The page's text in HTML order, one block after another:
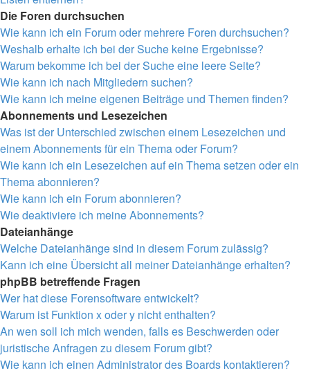
Die Foren durchsuchen
Wie kann ich ein Forum oder mehrere Foren durchsuchen?
Weshalb erhalte ich bei der Suche keine Ergebnisse?
Warum bekomme ich bei der Suche eine leere Seite?
Wie kann ich nach Mitgliedern suchen?
Wie kann ich meine eigenen Beiträge und Themen finden?
Abonnements und Lesezeichen
Was ist der Unterschied zwischen einem Lesezeichen und
einem Abonnements für ein Thema oder Forum?
Wie kann ich ein Lesezeichen auf ein Thema setzen oder ein
Thema abonnieren?
Wie kann ich ein Forum abonnieren?
Wie deaktiviere ich meine Abonnements?
Dateianhänge
Welche Dateianhänge sind in diesem Forum zulässig?
Kann ich eine Übersicht all meiner Dateianhänge erhalten?
phpBB betreffende Fragen
Wer hat diese Forensoftware entwickelt?
Warum ist Funktion x oder y nicht enthalten?
An wen soll ich mich wenden, falls es Beschwerden oder
juristische Anfragen zu diesem Forum gibt?
Wie kann ich einen Administrator des Boards kontaktieren?